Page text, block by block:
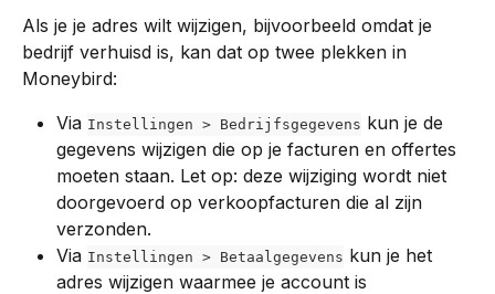
Als je je adres wilt wijzigen, bijvoorbeeld omdat je
bedrijf verhuisd is, kan dat op twee plekken in
Moneybird:
Via Instellingen > Bedrijfsgegevens kun je de
gegevens wijzigen die op je facturen en offertes
moeten staan. Let op: deze wijziging wordt niet
doorgevoerd op verkoopfacturen die al zijn
verzonden.
Via Instellingen > Betaalgegevens kun je het
adres wijzigen waarmee je account is